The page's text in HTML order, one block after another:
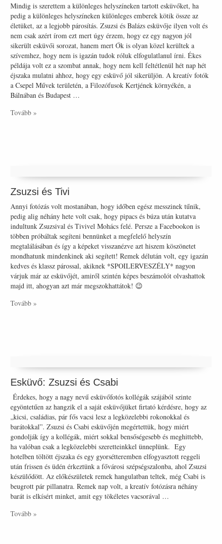
Mindig is szerettem a különleges helyszíneken tartott esküvőket, ha
pedig a különleges helyszíneken különleges emberek kötik össze az
életüket, az a legjobb párosítás. Zsuzsi és Balázs esküvője ilyen volt és
nem csak azért írom ezt mert úgy érzem, hogy ez egy nagyon jól
sikerült esküvői sorozat, hanem mert Ők is olyan közel kerültek a
szívemhez, hogy nem is igazán tudok róluk elfogulatlanul írni. Ékes
példája volt ez a szombat annak, hogy nem kell feltétlenül hét nap hét
éjszaka mulatni ahhoz, hogy egy esküvő jól sikerüljön. A kreatív fotók
a Csepel Művek területén, a Filozófusok Kertjének környékén, a
Bálnában és Budapest …
Tovább »
Zsuzsi és Tivi
Annyi fotózás volt mostanában, hogy időben egész messzinek tűnik,
pedig alig néhány hete volt csak, hogy pipacs és búza után kutatva
indultunk Zsuzsival és Tivivel Mohács felé. Persze a Facebookon is
többen próbáltak segíteni bennünket a megfelelő helyszín
megtalálásában és így a képeket visszanézve azt hiszem köszönetet
mondhatunk mindenkinek aki segített! Remek délután volt, egy igazán
kedves és klassz párossal, akiknek *SPOILERVESZÉLY* nagyon
várjuk már az esküvőjét, amiről szintén képes beszámolót olvashattok
majd itt, ahogyan azt már megszokhattátok! 😉
Tovább »
Esküvő: Zsuzsi és Csabi
Érdekes, hogy a nagy nevű esküvőfotós kollégák szájából szinte
egyöntetűen az hangzik el a saját esküvőjüket firtató kérdésre, hogy az
„kicsi, családias, pár fős vacsi lesz a legközelebbi rokonokkal és
barátokkal”. Zsuzsi és Csabi esküvőjén megértettük, hogy miért
gondolják így a kollégák, miért sokkal bensőségesebb és meghittebb,
ha valóban csak a legközelebbi szeretteinkkel ünneplünk. Egy
hotelben töltött éjszaka és egy gyorsétteremben elfogyasztott reggeli
után frissen és üdén érkeztünk a fővárosi szépségszalonba, ahol Zsuzsi
készülődött. Az előkészületek remek hangulatban teltek, még Csabi is
beugrott pár pillanatra. Remek nap volt, a kreatív fotózásra néhány
barát is elkísért minket, amit egy tökéletes vacsorával …
Tovább »